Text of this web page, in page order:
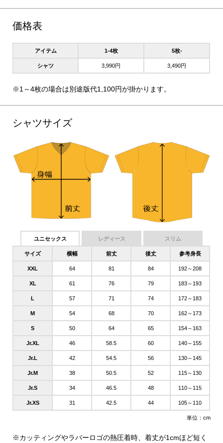
価格表
アイテム 1-4枚 5枚-
シャツ 3,990円 3,490円
※1～4枚の場合は別途版代1,100円が掛かります。
シャツサイズ
ユニセックス レディース スリム
サイズ 横幅 前丈 後丈 参考身長
XXL 64 81 84 192～208
XL 61 76 79 183～193
L 57 71 74 172～183
M 54 68 70 162～173
S 50 64 65 154～163
Jr.XL 46 58.5 60 140～155
Jr.L 42 54.5 56 130～145
Jr.M 38 50.5 52 115～130
Jr.S 34 46.5 48 110～115
Jr.XS 31 42.5 44 105～110
単位：cm
※カッティングやラバーロゴの熱圧着時、着丈が1cmほど短く